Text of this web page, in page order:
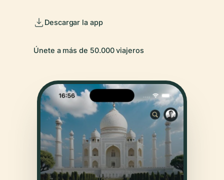
Descargar la app
Únete a más de 50.000 viajeros